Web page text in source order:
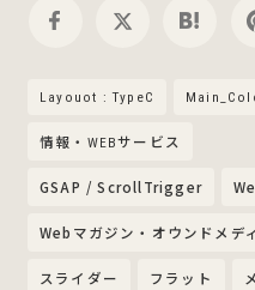
Layouot : TypeC
情報・WEBサービス
GSAP / ScrollTrigger
Webマガジン・オウンドメデ
スライダー フラット